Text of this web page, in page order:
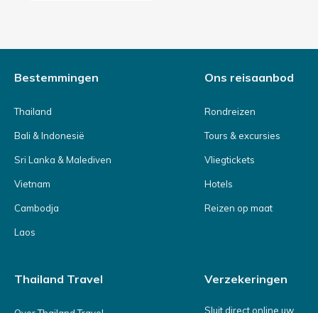
Bestemmingen
Thailand
Bali & Indonesië
Sri Lanka & Malediven
Vietnam
Cambodja
Laos
Ons reisaanbod
Rondreizen
Tours & excursies
Vliegtickets
Hotels
Reizen op maat
Thailand Travel Verzekeringen
Sluit direct online uw